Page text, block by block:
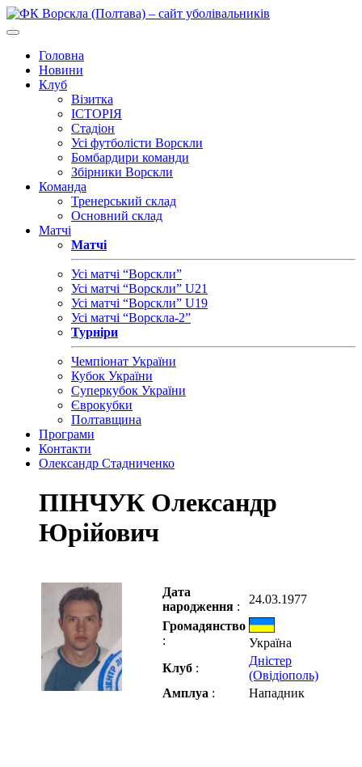
Головна
Новини
Клуб
Візитка
ІСТОРІЯ
Стадіон
Усі футболісти Ворскли
Бомбардири команди
Збірники Ворскли
Команда
Тренерський склад
Основний склад
Матчі
Матчі
Усі матчі “Ворскли”
Усі матчі “Ворскли” U21
Усі матчі “Ворскли” U19
Усі матчі “Ворскла-2”
Турніри
Чемпіонат України
Кубок України
Суперкубок України
Єврокубки
Полтавщина
Програми
Контакти
Олександр Стадниченко
ПІНЧУК Олександр
Юрійович
Дата
народження :
24.03.1977
Громадянство
:
Україна
Клуб :
Дністер
(Овідіополь)
Амплуа : Нападник